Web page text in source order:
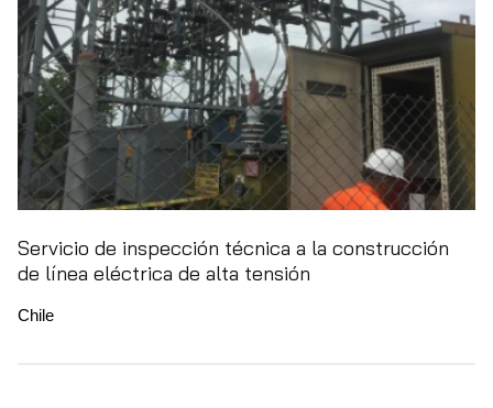
Servicio de inspección técnica a la construcción
de línea eléctrica de alta tensión
Chile